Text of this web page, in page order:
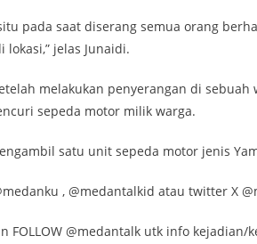
pada saat diserang semua orang
jelas Junaidi.
melakukan penyerangan di
sepeda motor milik warga.
satu unit sepeda motor jenis
, @medantalkid atau twitter X
FOLLOW @medantalk utk info